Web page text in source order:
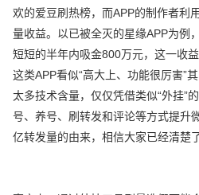
欢的爱豆刷热榜，而APP的制作者利
量收益。以已被全灭的星缘APP为例
短短的半年内吸金800万元，这一收益
这类APP看似“高大上、功能很厉害”
太多技术含量，仅仅凭借类似“外挂”
号、养号、刷转发和评论等方式提升
亿转发量的由来，相信大家已经清楚了